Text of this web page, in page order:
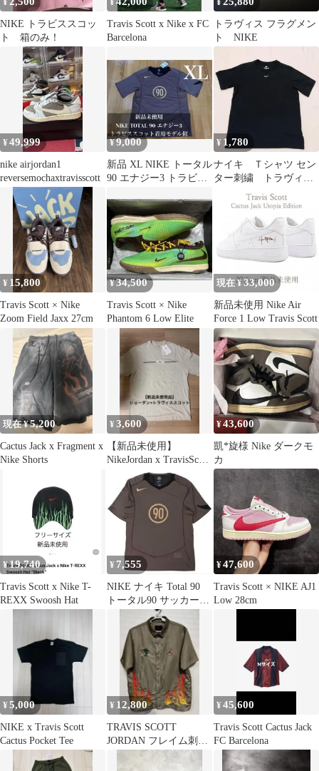
¥
NIKE トラビススコッ
ト 箱のみ！
¥
Travis Scott x Nike x FC
Barcelona
¥
トラヴィス フラグメン
ト NIKE
¥49,999
nike airjordan1
reversemochaxtravisscott
¥9,000
新品 XL NIKE トータル
90 エナジー3 トラビス
¥ 1,780
ナイキ Ｔシャツ セン
ター刺繍 トラヴィ
ス・スコット ブラッ
ク Sサイズ
¥ 15,800
Travis Scott × Nike
Zoom Field Jaxx 27cm
¥34,500
Travis Scott × Nike
Phantom 6 Low Elite
現在 ¥33,000
新品未使用 Nike Air
Force 1 Low Travis Scott
現在 ¥5,200
Cactus Jack x Fragment x
Nike Shorts
¥3,600
【新品未使用】
NikeJordan x TravisScott
¥43,600
凱*旋様 Nike ダークモ
カ
¥19,740
Travis Scott x Nike T-
REXX Swoosh Hat
¥ 7,555
NIKE ナイキ Total 90
トータル90 サッカーシ
ャツ XL 新品
¥47,600
Travis Scott × NIKE AJ1
Low 28cm
¥5,000
NIKE x Travis Scott
Cactus Pocket Tee
¥ 12,800
TRAVIS SCOTT
JORDAN フレイム刺繍
ナイロン 半袖シャツ
¥45,600
Travis Scott Cactus Jack
FC Barcelona